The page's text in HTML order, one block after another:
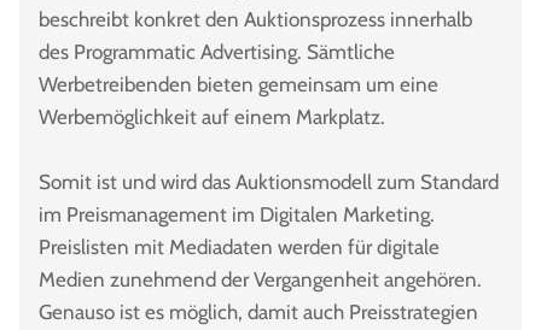
beschreibt konkret den Auktionsprozess innerhalb
des Programmatic Advertising. Sämtliche
Werbetreibenden bieten gemeinsam um eine
Werbemöglichkeit auf einem Markplatz.
Somit ist und wird das Auktionsmodell zum Standard
im Preismanagement im Digitalen Marketing.
Preislisten mit Mediadaten werden für digitale
Medien zunehmend der Vergangenheit angehören.
Genauso ist es möglich, damit auch Preisstrategien